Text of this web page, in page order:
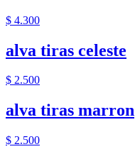
$ 4.300
alva tiras celeste
$ 2.500
alva tiras marron
$ 2.500